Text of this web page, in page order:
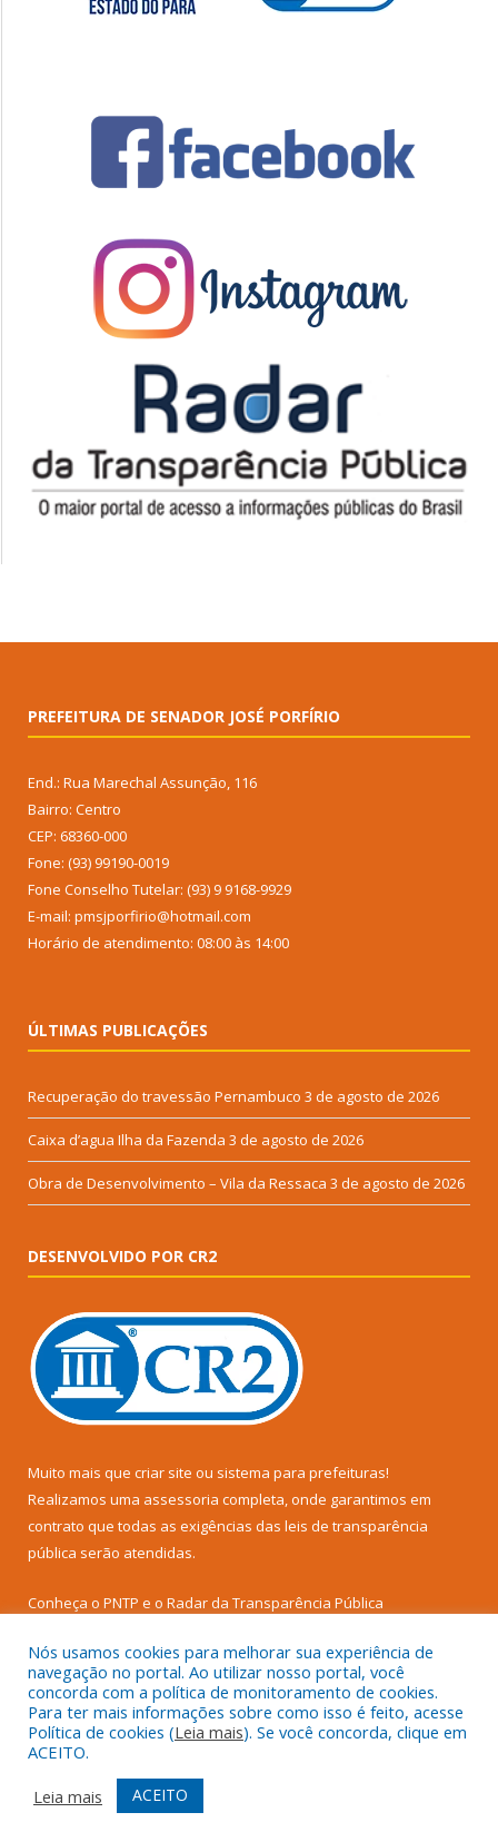
PREFEITURA DE SENADOR JOSÉ PORFÍRIO
End.: Rua Marechal Assunção, 116
Bairro: Centro
CEP: 68360-000
Fone: (93) 99190-0019
Fone Conselho Tutelar: (93) 9 9168-9929
E-mail: pmsjporfirio@hotmail.com
Horário de atendimento: 08:00 às 14:00
ÚLTIMAS PUBLICAÇÕES
Recuperação do travessão Pernambuco 3 de agosto de 2026
Caixa d’agua Ilha da Fazenda 3 de agosto de 2026
Obra de Desenvolvimento – Vila da Ressaca 3 de agosto de 2026
DESENVOLVIDO POR CR2
Muito mais que criar site ou sistema para prefeituras!
Realizamos uma assessoria completa, onde garantimos em
contrato que todas as exigências das leis de transparência
pública serão atendidas.
Conheça o PNTP e o Radar da Transparência Pública
Todos os direitos reservados a Prefeitura Municipal de Senador
José Porfírio.
Mapa do Site
Acessar Área Administrativa
Acessar Webmail
Nós usamos cookies para melhorar sua experiência de
navegação no portal. Ao utilizar nosso portal, você
concorda com a política de monitoramento de cookies.
Para ter mais informações sobre como isso é feito, acesse
Política de cookies (Leia mais). Se você concorda, clique em
ACEITO.
Leia mais
ACEITO